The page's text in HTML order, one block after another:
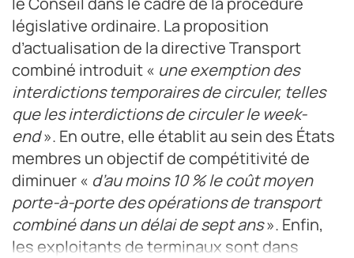
législative ordinaire. La proposition
d’actualisation de la directive Transport
combiné introduit « une exemption des
interdictions temporaires de circuler, telles
que les interdictions de circuler le week-
end». En outre, elle établit au sein des États
membres un objectif de compétitivité de
diminuer « d’au moins 10 % le coût moyen
porte-à-porte des opérations de transport
combiné dans un délai de sept ans». Enfin,
les exploitants de terminaux sont dans